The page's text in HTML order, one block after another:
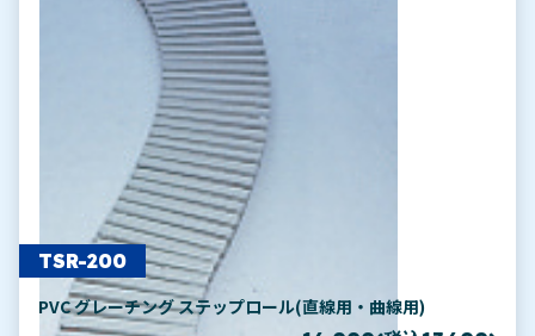
TSR-200
PVC グレーチング ステップロール(直線用・曲線用)